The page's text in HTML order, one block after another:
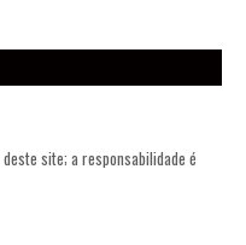
site; a responsabilidade é